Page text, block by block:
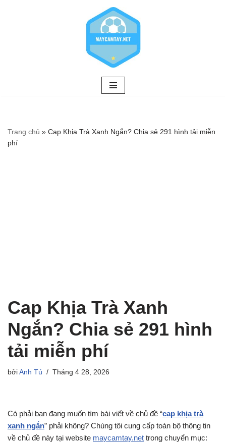
Trang chủ » Cap Khịa Trà Xanh Ngắn? Chia sẻ 291 hình tải miễn
phí
Cap Khịa Trà Xanh
Ngắn? Chia sẻ 291 hình
tải miễn phí
bởi Anh Tú Tháng 4 28, 2026
Có phải bạn đang muốn tìm bài viết về chủ đề “cap khịa trà
xanh ngắn” phải không? Chúng tôi cung cấp toàn bộ thông tin
về chủ đề này tại website maycamtay.net trong chuyển mục: